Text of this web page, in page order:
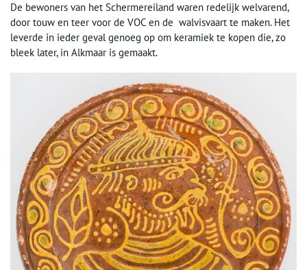
De bewoners van het Schermereiland waren redelijk welvarend,
door touw en teer voor de VOC en de walvisvaart te maken. Het
leverde in ieder geval genoeg op om keramiek te kopen die, zo
bleek later, in Alkmaar is gemaakt.